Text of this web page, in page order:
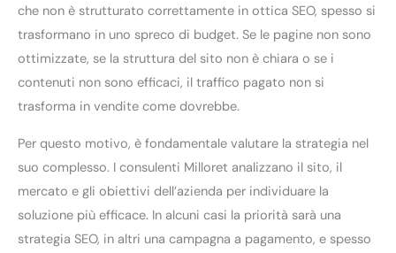
che non è strutturato correttamente in ottica SEO, spesso si
trasformano in uno spreco di budget. Se le pagine non sono
ottimizzate, se la struttura del sito non è chiara o se i
contenuti non sono efficaci, il traffico pagato non si
trasforma in vendite come dovrebbe.
Per questo motivo, è fondamentale valutare la strategia nel
suo complesso. I consulenti Milloret analizzano il sito, il
mercato e gli obiettivi dell’azienda per individuare la
soluzione più efficace. In alcuni casi la priorità sarà una
strategia SEO, in altri una campagna a pagamento, e spesso